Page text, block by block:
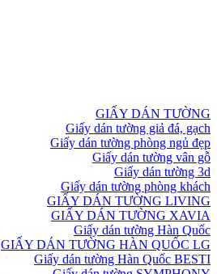
GIẤY DÁN TƯỜNG
Giấy dán tường giả đá, gạch
Giấy dán tường phòng ngủ đẹp
Giấy dán tường vân gỗ
Giấy dán tường 3d
Giấy dán tường phòng khách
GIẤY DÁN TƯỜNG LIVING
GIẤY DÁN TƯỜNG XAVIA
Giấy dán tường Hàn Quốc
GIẤY DÁN TƯỜNG HÀN QUỐC LG
Giấy dán tường Hàn Quốc BESTI